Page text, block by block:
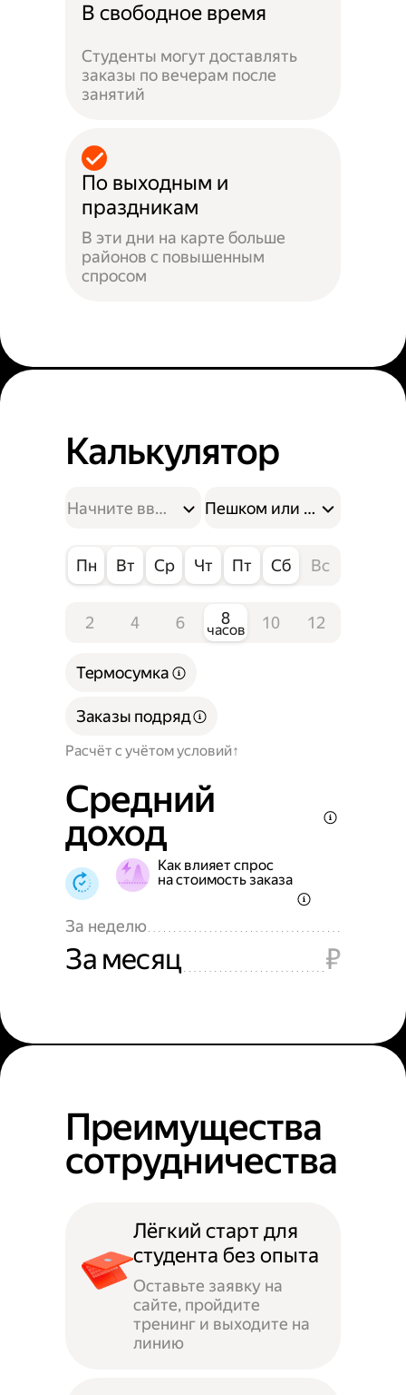
В свободное время
Студенты могут доставлять
заказы по вечерам после
занятий
По выходным и
праздникам
В эти дни на карте больше
районов с повышенным
спросом
Калькулятор
Пешком или на
Пн Вт Ср Чт Пт Сб Вс
2 4 6 8
часов 10 12
Расчёт с учётом условий
Термосумка
Заказы подряд
Средний
доход
Как влияет спрос
на стоимость заказа
За неделю
За месяц ₽
Преимущества
сотрудничества
Лёгкий старт для
студента без опыта
Оставьте заявку на
сайте, пройдите
тренинг и выходите на
линию